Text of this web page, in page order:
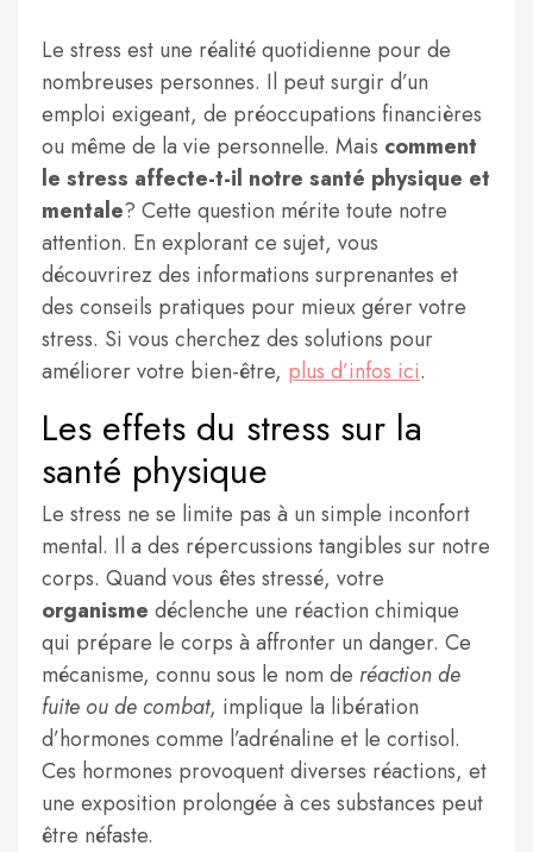
Le stress est une réalité quotidienne pour de
nombreuses personnes. Il peut surgir d’un
emploi exigeant, de préoccupations financières
ou même de la vie personnelle. Mais comment
le stress affecte-t-il notre santé physique et
mentale? Cette question mérite toute notre
attention. En explorant ce sujet, vous
découvrirez des informations surprenantes et
des conseils pratiques pour mieux gérer votre
stress. Si vous cherchez des solutions pour
améliorer votre bien-être, plus d’infos ici.
Les effets du stress sur la
santé physique
Le stress ne se limite pas à un simple inconfort
mental. Il a des répercussions tangibles sur notre
corps. Quand vous êtes stressé, votre
organisme déclenche une réaction chimique
qui prépare le corps à affronter un danger. Ce
mécanisme, connu sous le nom de réaction de
fuite ou de combat, implique la libération
d’hormones comme l’adrénaline et le cortisol.
Ces hormones provoquent diverses réactions, et
une exposition prolongée à ces substances peut
être néfaste.